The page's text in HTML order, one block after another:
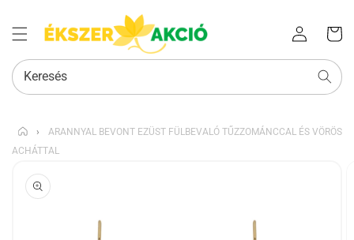
Bejelentkezés
kosara
Keresés
›
ARANNYAL BEVONT EZÜST FÜLBEVALÓ TŰZZOMÁNCCAL ÉS VÖRÖS
ACHÁTTAL
UGRÁS A
TERMÉKADATOKRA